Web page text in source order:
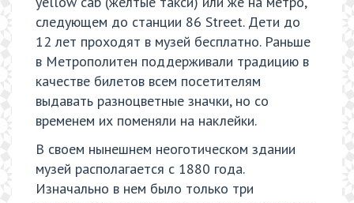
следующем до станции 86 Street. Дети до
12 лет проходят в музей бесплатно. Раньше
в Метрополитен поддерживали традицию в
качестве билетов всем посетителям
выдавать разноцветные значки, но со
временем их поменяли на наклейки.
В своем нынешнем неоготическом здании
музей располагается с 1880 года.
Изначально в нем было только три